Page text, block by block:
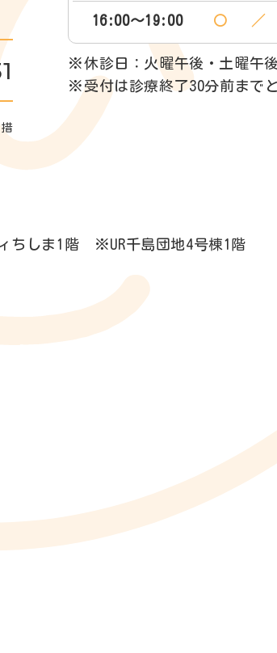
16:00～19:00 〇 ／
※休診日：火曜午後・土曜午
※受付は診療終了30分前まで
ちしま1階 ※UR千島団地4号棟1階